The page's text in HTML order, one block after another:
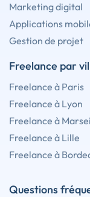
Marketing digital
Applications
Gestion de projet
Freelance par
Freelance à Paris
Freelance à Lyon
Freelance à
Freelance à Lille
Freelance à
Questions